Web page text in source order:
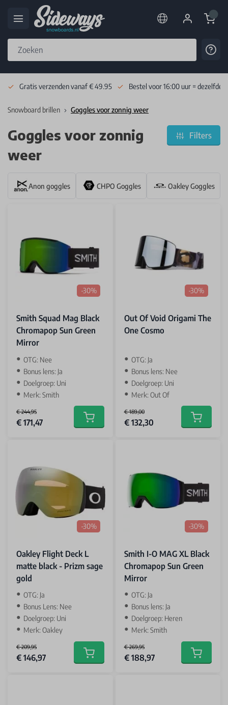
Cart
Gratis verzenden vanaf € 49.95 Bestel voor 16:00 uur = dezelfde
Snowboard brillen Goggles voor zonnig weer
Goggles voor zonnig
weer
Filters
Anon goggles CHPO Goggles Oakley Goggles
-30%
Smith Squad Mag Black
Chromapop Sun Green
Mirror
OTG: Nee
Bonus lens: Ja
Doelgroep: Uni
Merk: Smith
€ 244,95
Special Price
€ 171,47 Add to cart
-30%
Out Of Void Origami The
One Cosmo
OTG: Ja
Bonus lens: Nee
Doelgroep: Uni
Merk: Out Of
€ 189,00
Special Price
€ 132,30 Add to
-30%
Oakley Flight Deck L
matte black - Prizm sage
gold
OTG: Ja
Bonus Lens: Nee
Doelgroep: Uni
Merk: Oakley
€ 209,95
Special Price
€ 146,97 Add to cart
-30%
Smith I-O MAG XL Black
Chromapop Sun Green
Mirror
OTG: Ja
Bonus lens: Ja
Doelgroep: Heren
Merk: Smith
€ 269,95
Special Price
€ 188,97 Add to